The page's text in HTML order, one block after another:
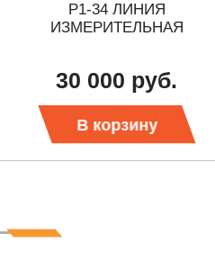
Р1-34 ЛИНИЯ
ИЗМЕРИТЕЛЬНАЯ
30 000 руб.
В корзину